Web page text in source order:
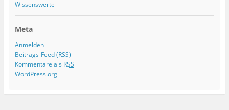
Wissenswerte
Meta
Anmelden
Beitrags-Feed (RSS)
Kommentare als RSS
WordPress.org